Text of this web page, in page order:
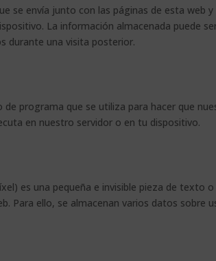
se envía junto con las páginas de esta web
La información almacenada puede
durante una visita posterior.
programa que se utiliza para hacer que
en nuestro servidor o en tu dispositivo.
es una pequeña e invisible pieza de texto
Para ello, se almacenan varios datos sobre